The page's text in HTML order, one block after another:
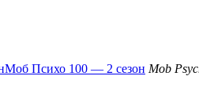
Моб Психо 100 — 2 сезон Mob